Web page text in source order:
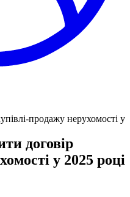
продажу нерухомості у
договір
у 2025 році